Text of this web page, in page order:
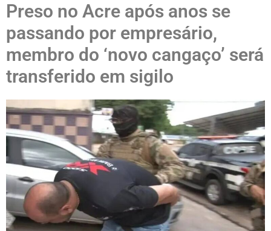
Preso no Acre após anos se
passando por empresário,
membro do ‘novo cangaço’ será
transferido em sigilo